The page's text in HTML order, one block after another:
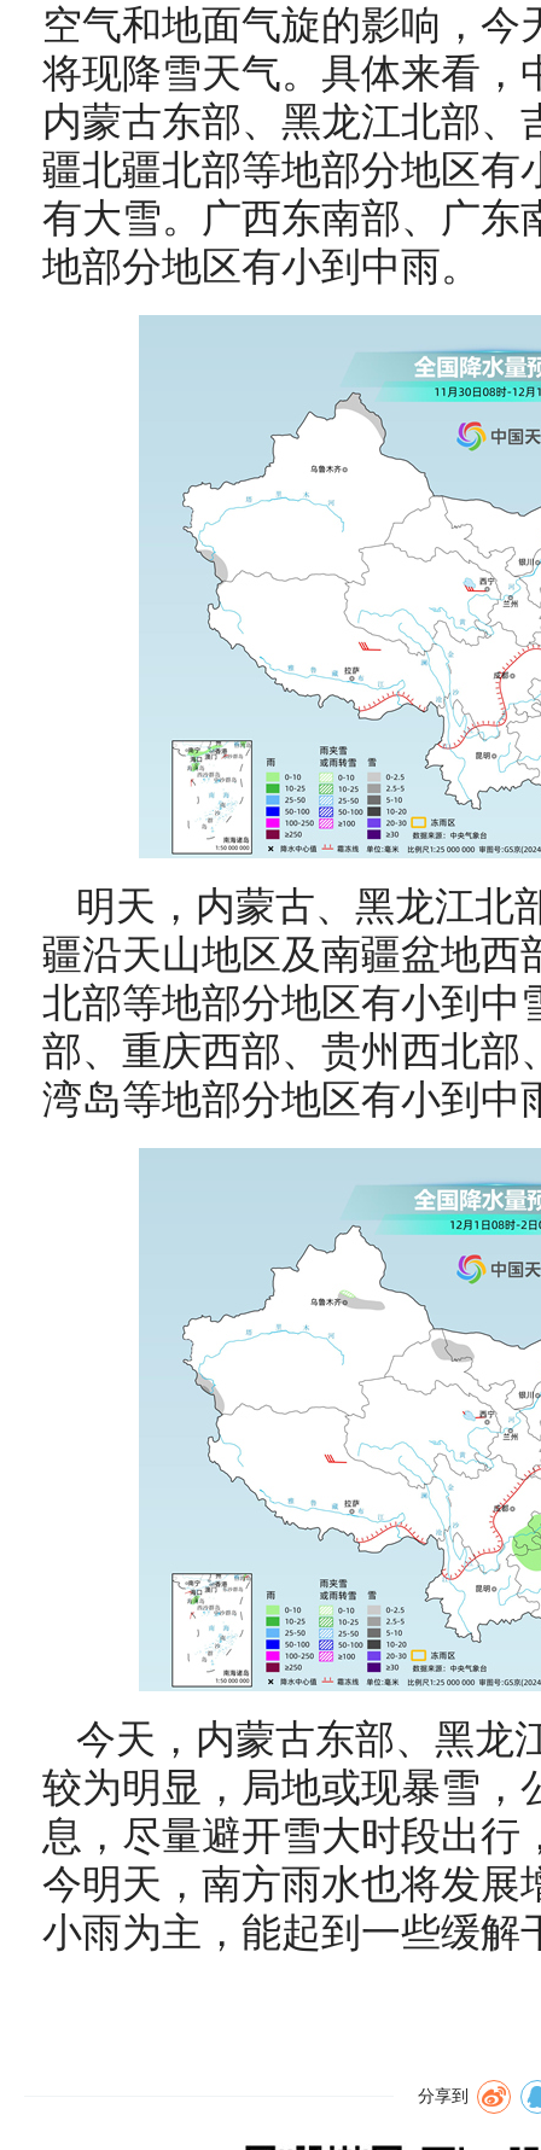
空气和地面气旋的影响，今
将现降雪天气。具体来看，
内蒙古东部、黑龙江北部、
疆北疆北部等地部分地区有
有大雪。广西东南部、广东
地部分地区有小到中雨。
明天， 内蒙古、黑龙江北
疆沿天山地区及南疆盆地西
北部等地部分地区有小到中
部、重庆西部、贵州西北部
湾岛等地部分地区有小到中
今天，内蒙古东部、黑龙
较为明显，局地或现暴雪，
息，尽量避开雪大时段出行
今明天，南方雨水也将发展
小雨为主，能起到一些缓解
分享到